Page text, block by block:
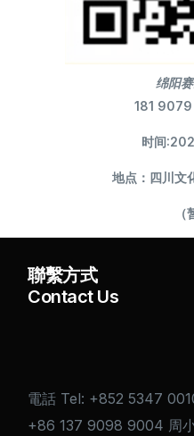
绵阳
181 9079
时间
地点：四川文
（
聯繫方式
Contact Us
電話 Tel: +852 5347
+86 137 9098 9004 周